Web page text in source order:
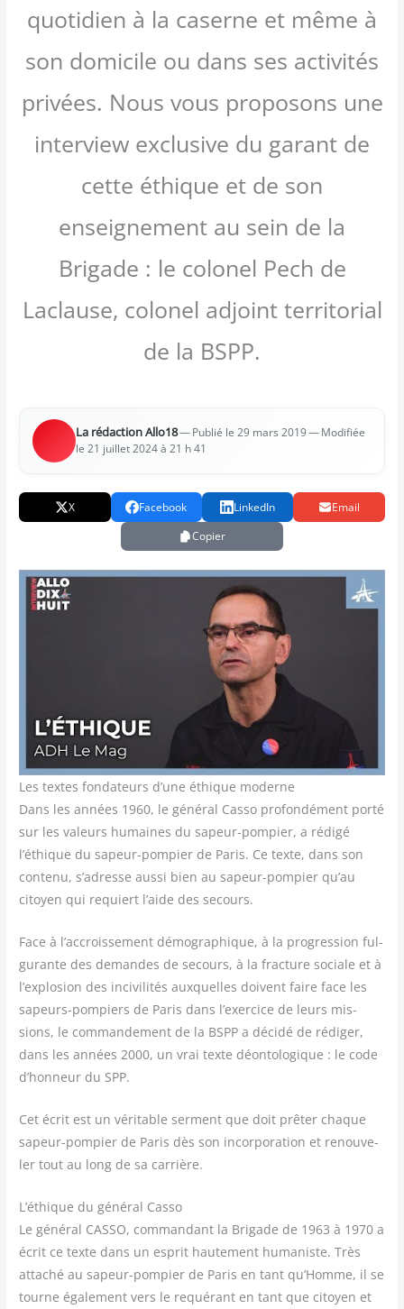
quotidien à la caserne et même à
son domicile ou dans ses activités
privées. Nous vous proposons une
interview exclusive du garant de
cette éthique et de son
enseignement au sein de la
Brigade : le colonel Pech de
Laclause, colonel adjoint territorial
de la BSPP.
La rédac­tion Allo18— Publié le 29 mars 2019— Modi­fiée
le 21 juillet 2024 à 21 h 41
X Facebook LinkedIn
Email
Copier
Les textes fondateurs d’une éthique moderne
Dans les années 1960, le géné­ral Cas­so pro­fon­dé­ment por­té
sur les valeurs humaines du sapeur-pom­pier, a rédi­gé
l’éthique du sapeur-pom­pier de Paris. Ce texte, dans son
conte­nu, s’adresse aus­si bien au sapeur-pom­pier qu’au
citoyen qui requiert l’aide des secours.
Face à l’accroissement démo­gra­phique, à la pro­gres­sion ful­
gu­rante des demandes de secours, à la frac­ture sociale et à
l’explosion des inci­vi­li­tés aux­quelles doivent faire face les
sapeurs-pom­piers de Paris dans l’exercice de leurs mis­
sions, le com­man­de­ment de la BSPP a déci­dé de rédi­ger,
dans les années 2000, un vrai texte déon­to­lo­gique : le code
d’honneur du SPP.
Cet écrit est un véri­table ser­ment que doit prê­ter chaque
sapeur-pom­pier de Paris dès son incor­po­ra­tion et renou­ve­
ler tout au long de sa carrière.
L’éthique du général Casso
Le géné­ral CASSO, com­man­dant la Bri­gade de 1963 à 1970 a
écrit ce texte dans un esprit hau­te­ment huma­niste. Très
atta­ché au sapeur-pom­pier de Paris en tant qu’Homme, il se
tourne éga­le­ment vers le requé­rant en tant que citoyen et